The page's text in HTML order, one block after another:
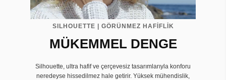
SILHOUETTE | GÖRÜNMEZ HAFİFLİK
MÜKEMMEL DENGE
Silhouette, ultra hafif ve çerçevesiz tasarımlarıyla konforu
neredeyse hissedilmez hale getirir. Yüksek mühendislik,